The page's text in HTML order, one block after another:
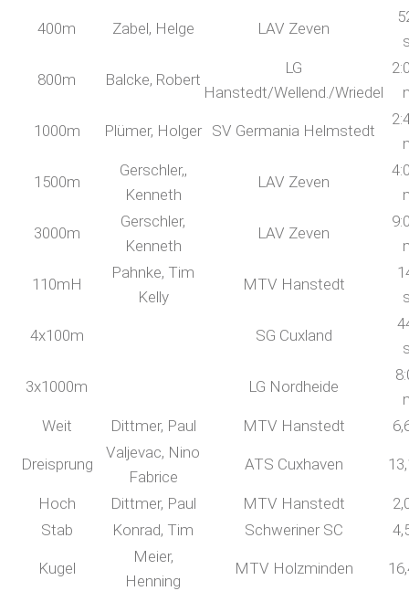
400m Zabel, Helge LAV Zeven
800m Balcke, Robert
LG
Hanstedt/Wellend./Wriedel
1000m Plümer, Holger SV Germania Helmstedt
1500m
Gerschler,,
Kenneth
LAV Zeven
3000m
Gerschler,
Kenneth
LAV Zeven
110mH
Pahnke, Tim
Kelly
MTV Hanstedt
4x100m SG Cuxland
3x1000m LG Nordheide
Weit
Dittmer, Paul MTV Hanstedt
Dreisprung
Valjevac, Nino
Fabrice
ATS Cuxhaven
Hoch Dittmer, Paul MTV Hanstedt
Stab
Konrad, Tim Schweriner SC
Kugel
Meier,
Henning
MTV Holzminden